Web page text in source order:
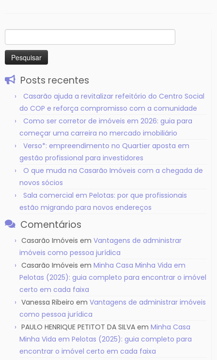
por:
Posts recentes
Casarão ajuda a revitalizar refeitório do Centro Social
do COP e reforça compromisso com a comunidade
Como ser corretor de imóveis em 2026: guia para
começar uma carreira no mercado imobiliário
Verso*: empreendimento no Quartier aposta em
gestão profissional para investidores
O que muda na Casarão Imóveis com a chegada de
novos sócios
Sala comercial em Pelotas: por que profissionais
estão migrando para novos endereços
Comentários
Casarão Imóveis em Vantagens de administrar
imóveis como pessoa jurídica
Casarão Imóveis em Minha Casa Minha Vida em
Pelotas (2025): guia completo para encontrar o imóvel
certo em cada faixa
Vanessa Ribeiro em Vantagens de administrar imóveis
como pessoa jurídica
PAULO HENRIQUE PETITOT DA SILVA em Minha Casa
Minha Vida em Pelotas (2025): guia completo para
encontrar o imóvel certo em cada faixa